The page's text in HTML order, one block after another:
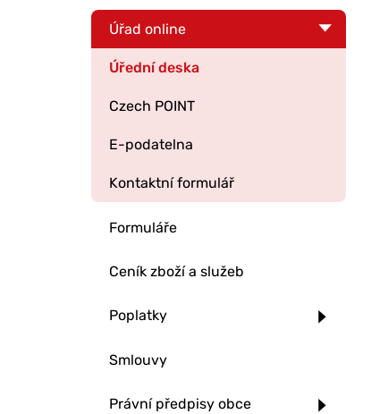
Úřad online
Úřední deska
Czech POINT
E-podatelna
Kontaktní formulář
Formuláře
Ceník zboží a služeb
Poplatky
Smlouvy
Právní předpisy obce